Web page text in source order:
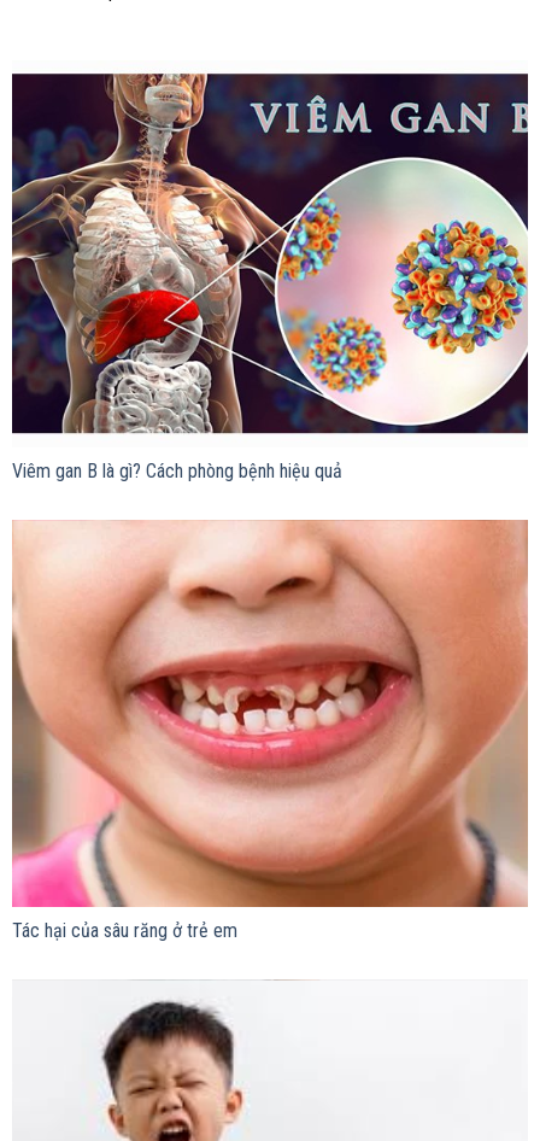
Viêm gan B là gì? Cách phòng bệnh hiệu quả
Tác hại của sâu răng ở trẻ em